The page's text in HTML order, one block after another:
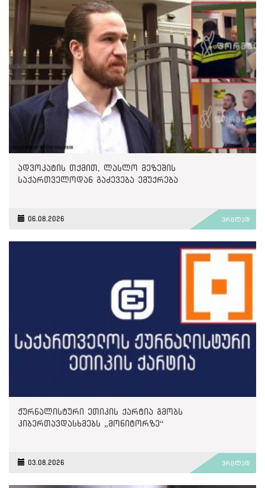
ადვოკატის თქმით, ლასლო მეზეშის
საქართველოდან გაძევება ემუქრება
06.08.2026 ვრცლად
ჟურნალისტური ეთიკის ქარტია გმობს
კიბერთავდასხმებს „მონიტორზე“
03.08.2026 ვრცლად